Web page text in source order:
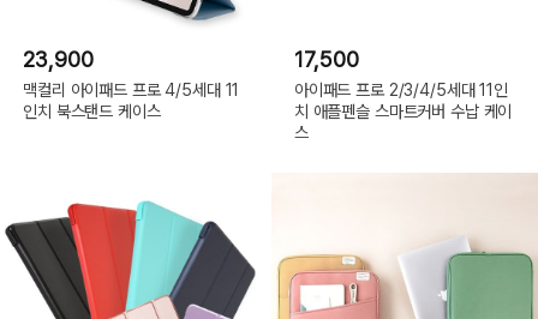
23,900
맥컬리 아이패드 프로 4/5세대 11
인치 북스탠드 케이스
17,500
아이패드 프로 2/3/4/5세대 11인
치 애플펜슬 스마트커버 수납 케이
스